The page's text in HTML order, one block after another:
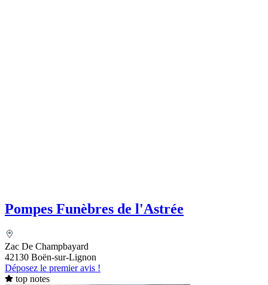
Pompes Funèbres de l'Astrée
Zac De Champbayard
42130 Boën-sur-Lignon
Déposez le premier avis !
top notes